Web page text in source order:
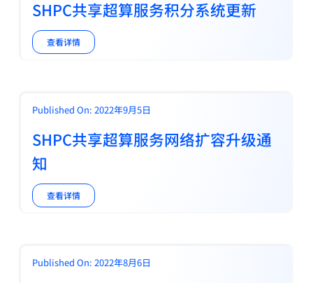
SHPC共享超算服务积分系统更新
查看详情
Published On: 2022年9月5日
SHPC共享超算服务网络扩容升级通
知
查看详情
Published On: 2022年8月6日